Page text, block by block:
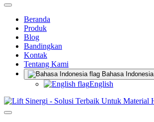
Beranda
Produk
Blog
Bandingkan
Kontak
Tentang Kami
Bahasa Indonesia
English